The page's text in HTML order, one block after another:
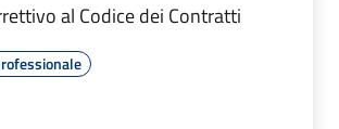
al Codice dei Contratti